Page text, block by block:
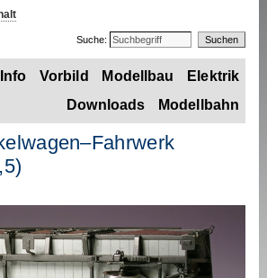
Suche:
Info Vorbild Modellbau
Elektrik
Downloads
Modellbahn